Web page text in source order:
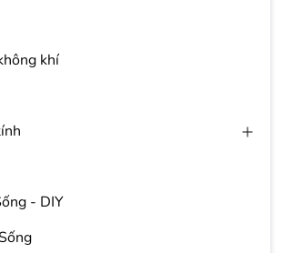
khí
- DIY